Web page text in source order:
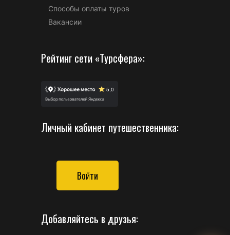
Способы оплаты туров
Вакансии
Рейтинг сети «Турсфера»:
Личный кабинет путешественника:
Войти
Добавляйтесь в друзья: